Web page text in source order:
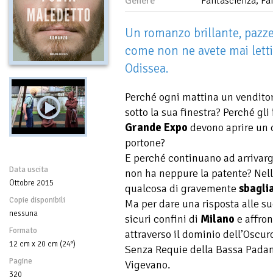
Data uscita
Ottobre 2015
Copie disponibili
nessuna
Formato
12 cm x 20 cm (24°)
Pagine
320
Un romanzo brillante,
come non ne avete mai
Odissea.
Perché ogni mattina un
sotto la sua finestra? Perché
Grande Expo devono aprire un
portone?
E perché continuano ad
non ha neppure la patente?
qualcosa di gravemente
Ma per dare una risposta alle
sicuri confini di Milano e
attraverso il dominio
Senza Requie della Bassa
Vigevano.